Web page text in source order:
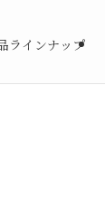
ラインナップ